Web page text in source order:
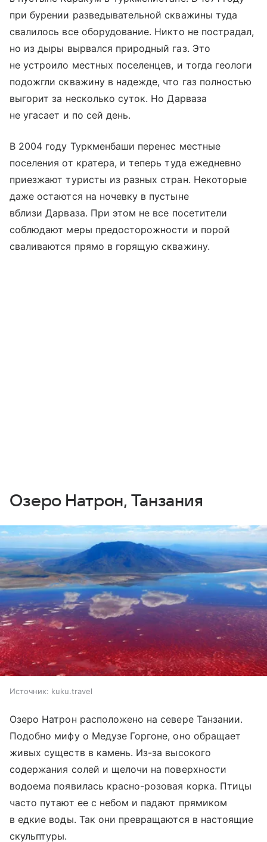
при бурении разведывательной скважины туда
свалилось все оборудование. Никто не пострадал,
но из дыры вырвался природный газ. Это
не устроило местных поселенцев, и тогда геологи
подожгли скважину в надежде, что газ полностью
выгорит за несколько суток. Но Дарваза
не угасает и по сей день.
В 2004 году Туркменбаши перенес местные
поселения от кратера, и теперь туда ежедневно
приезжают туристы из разных стран. Некоторые
даже остаются на ночевку в пустыне
вблизи Дарваза. При этом не все посетители
соблюдают меры предосторожности и порой
сваливаются прямо в горящую скважину.
Озеро Натрон, Танзания
Источник: kuku.travel
Озеро Натрон расположено на севере Танзании.
Подобно мифу о Медузе Горгоне, оно обращает
живых существ в камень. Из-за высокого
содержания солей и щелочи на поверхности
водоема появилась красно-розовая корка. Птицы
часто путают ее с небом и падают прямиком
в едкие воды. Так они превращаются в настоящие
скульптуры.